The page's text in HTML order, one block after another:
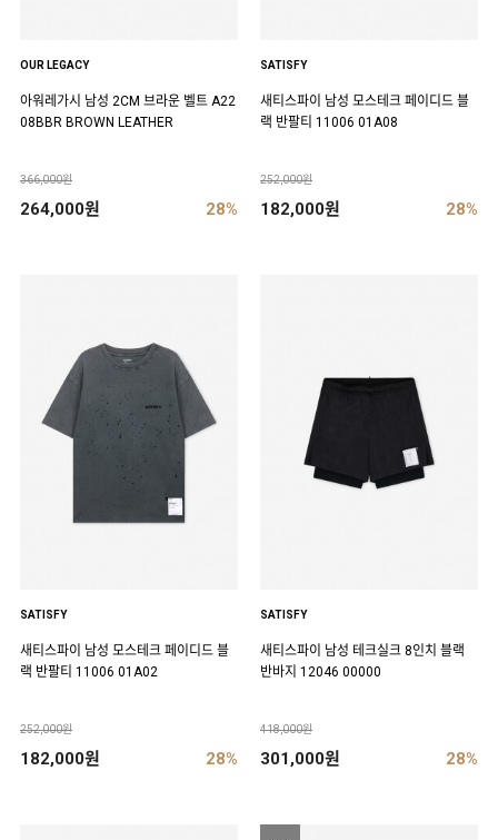
OUR LEGACY
아워레가시 남성 2CM 브라운 벨트 A22
08BBR BROWN LEATHER
366,000원
264,000원 28%
SATISFY
새티스파이 남성 모스테크 페이디드 블
랙 반팔티 11006 01A08
252,000원
182,000원 28%
SATISFY
새티스파이 남성 모스테크 페이디드 블
랙 반팔티 11006 01A02
252,000원
182,000원 28%
SATISFY
새티스파이 남성 테크실크 8인치 블랙
반바지 12046 00000
418,000원
301,000원 28%